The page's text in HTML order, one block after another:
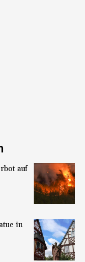
auf
in